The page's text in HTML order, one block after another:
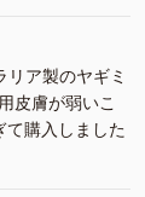
ア製のヤギミ
皮膚が弱いこ
て購入しました